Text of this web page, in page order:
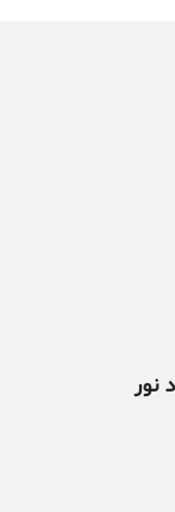
نور